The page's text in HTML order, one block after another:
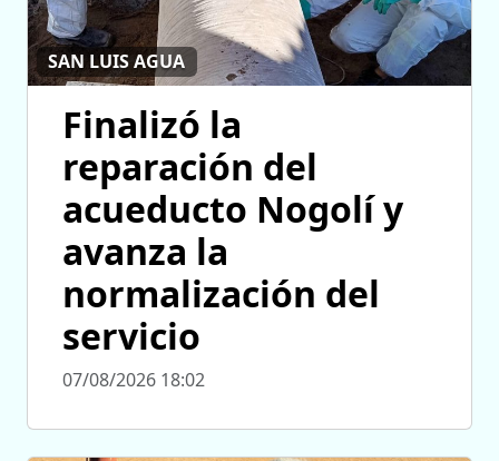
SAN LUIS AGUA
Finalizó la
reparación del
acueducto Nogolí y
avanza la
normalización del
servicio
07/08/2026 18:02